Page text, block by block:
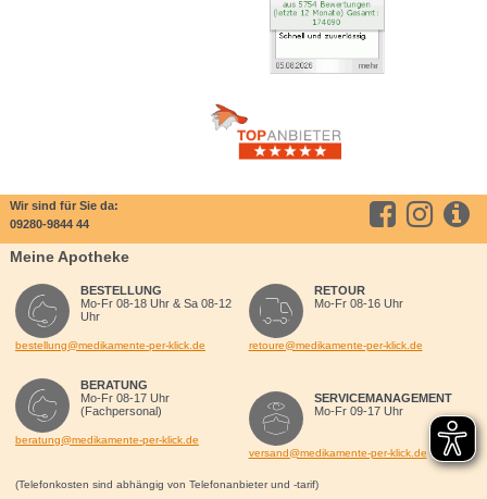
Wir sind für Sie da:
09280-9844 44
Meine Apotheke
BESTELLUNG
Mo-Fr 08-18 Uhr & Sa 08-12
Uhr
bestellung@medikamente-per-klick.de
BERATUNG
Mo-Fr 08-17 Uhr
(Fachpersonal)
beratung@medikamente-per-klick.de
RETOUR
Mo-Fr 08-16 Uhr
retoure@medikamente-per-klick.de
SERVICEMANAGEMENT
Mo-Fr 09-17 Uhr
versand@medikamente-per-klick.de
(Telefonkosten sind abhängig von Telefonanbieter und -tarif)